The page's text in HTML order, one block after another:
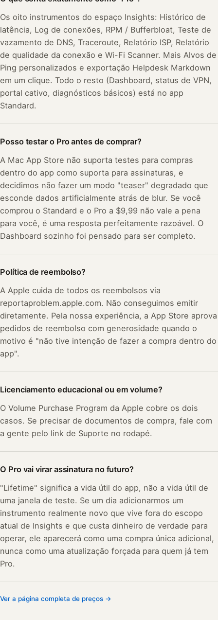
Os oito instrumentos do espaço Insights: Histórico de
latência, Log de conexões, RPM / Bufferbloat, Teste de
vazamento de DNS, Traceroute, Relatório ISP, Relatório
de qualidade da conexão e Wi-Fi Scanner. Mais Alvos de
Ping personalizados e exportação Helpdesk Markdown
em um clique. Todo o resto (Dashboard, status de VPN,
portal cativo, diagnósticos básicos) está no app
Standard.
Posso testar o Pro antes de comprar?
A Mac App Store não suporta testes para compras
dentro do app como suporta para assinaturas, e
decidimos não fazer um modo "teaser" degradado que
esconde dados artificialmente atrás de blur. Se você
comprou o Standard e o Pro a $9,99 não vale a pena
para você, é uma resposta perfeitamente razoável. O
Dashboard sozinho foi pensado para ser completo.
Política de reembolso?
A Apple cuida de todos os reembolsos via
reportaproblem.apple.com. Não conseguimos emitir
diretamente. Pela nossa experiência, a App Store aprova
pedidos de reembolso com generosidade quando o
motivo é "não tive intenção de fazer a compra dentro do
app".
Licenciamento educacional ou em volume?
O Volume Purchase Program da Apple cobre os dois
casos. Se precisar de documentos de compra, fale com
a gente pelo link de Suporte no rodapé.
O Pro vai virar assinatura no futuro?
"Lifetime" significa a vida útil do app, não a vida útil de
uma janela de teste. Se um dia adicionarmos um
instrumento realmente novo que vive fora do escopo
atual de Insights e que custa dinheiro de verdade para
operar, ele aparecerá como uma compra única adicional,
nunca como uma atualização forçada para quem já tem
Pro.
Ver a página completa de preços →